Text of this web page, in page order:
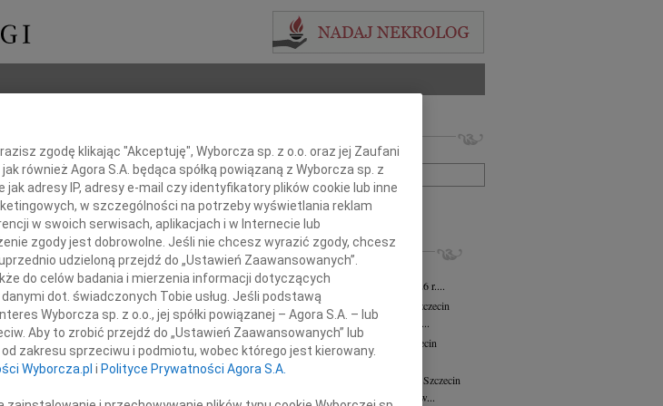
2010 roku
Imię i nazwisko lub numer ogłoszenia:
+ szukanie zaawansowane
INNE NEKROLOGI
Bogusław Wierzbicki 03.08.2026
Z żalem zawiadamiamy, że w dniu 25.07.2026 r....
Mirosława Włodarczak-Siuda
Szczecin
Z głębokim żalem zawiadamiamy, że dnia 26...
Stanisław Strabel
wiek: 90
Szczecin
"Kto w sercach bliskich żyje, nie umiera"...
Maria Nekanda-Trepka
Szczecin
Dnia 26 kwietnia 2026 roku odeszła do nas w...
zgodę klikając "Akceptuję", Wyborcza sp. z o.o. oraz jej Zaufani
również Agora S.A. będąca spółką powiązaną z Wyborcza sp. z
adresy IP, adresy e-mail czy identyfikatory plików cookie lub inne
w szczególności na potrzeby wyświetlania reklam
w swoich serwisach, aplikacjach i w Internecie lub
zgody jest dobrowolne. Jeśli nie chcesz wyrazić zgody, chcesz
udzieloną przejdź do „Ustawień Zaawansowanych”.
do celów badania i mierzenia informacji dotyczących
dot. świadczonych Tobie usług. Jeśli podstawą
Wyborcza sp. z o.o., jej spółki powiązanej – Agora S.A. – lub
Aby to zrobić przejdź do „Ustawień Zaawansowanych” lub
zakresu sprzeciwu i podmiotu, wobec którego jest kierowany.
Wyborcza.pl i Polityce Prywatności Agora S.A.